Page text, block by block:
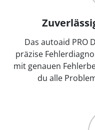
Das autoaid PRO
präzise
mit genauen
du alle